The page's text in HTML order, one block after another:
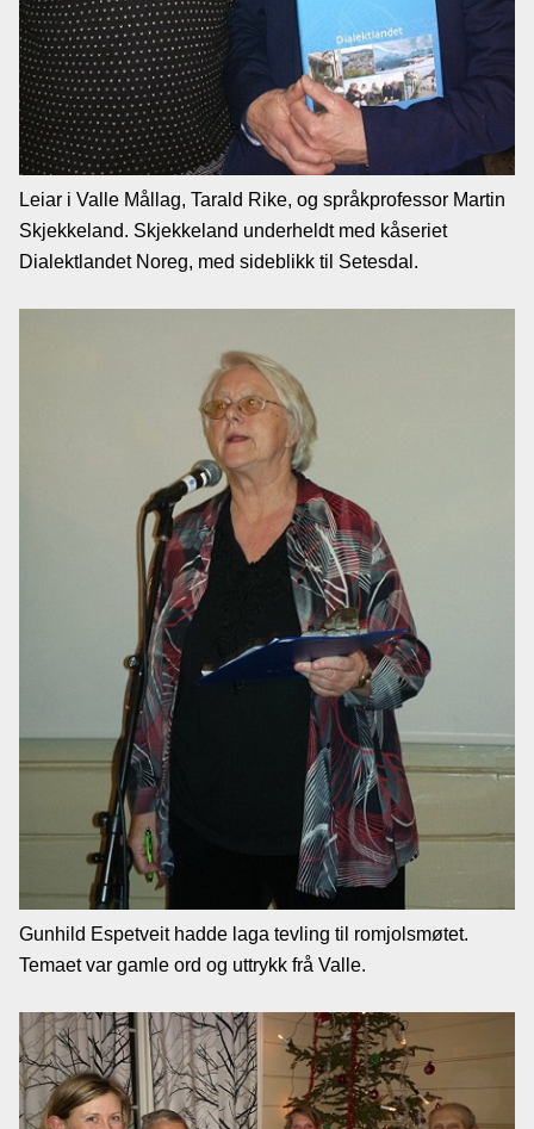
Leiar i Valle Mållag, Tarald Rike, og språkprofessor Martin
Skjekkeland. Skjekkeland underheldt med kåseriet
Dialektlandet Noreg, med sideblikk til Setesdal.
Gunhild Espetveit hadde laga tevling til romjolsmøtet.
Temaet var gamle ord og uttrykk frå Valle.